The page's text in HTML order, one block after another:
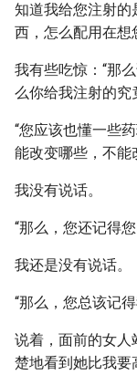
知道我给您注射的
西，怎么配用在想
我有些吃惊：“那
么你给我注射的究
“您应该也懂一些
能改变哪些，不能
我没有说话。
“那么，您还记得
我还是没有说话。
“那么，您总该记
说着，面前的女
楚地看到她比我要